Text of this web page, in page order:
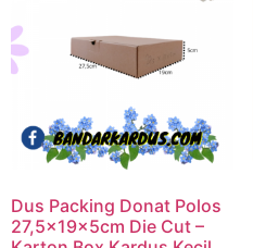
Dus Packing Donat Polos
27,5x19x5cm Die Cut –